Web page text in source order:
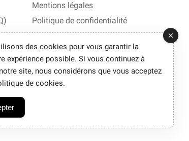
Mentions légales
Politique de confidentialité
percevoir une commission.
des cookies pour vous garantir la
expérience possible. Si vous continuez à
site, nous considérons que vous acceptez
de cookies.